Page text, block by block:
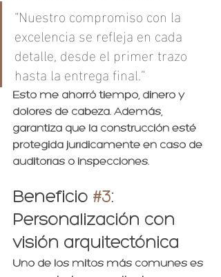
“Nuestro compromiso con la
excelencia se refleja en cada
detalle, desde el primer trazo
hasta la entrega final.”
Esto me ahorró tiempo, dinero y
dolores de cabeza. Además,
garantiza que la construcción esté
protegida jurídicamente en caso de
auditorías o inspecciones.
Beneficio #3:
Personalización con
visión arquitectónica
Uno de los mitos más comunes es